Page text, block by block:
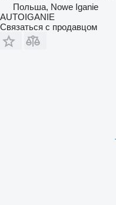
Польша, Nowe Iganie
AUTOIGANIE
Связаться с продавцом